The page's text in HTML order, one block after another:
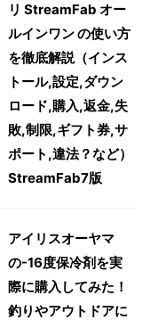
リ StreamFab オー
ルインワン の使い方
を徹底解説（インス
トール,設定,ダウン
ロード,購入,返金,失
敗,制限,ギフト券,サ
ポート,違法？など）
StreamFab7版
アイリスオーヤマ
の-16度保冷剤を実
際に購入してみた！
釣りやアウトドアに